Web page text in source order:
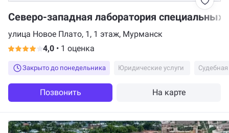
Северо-западная лаборатория специальных
улица Новое Плато, 1, 1 этаж, Мурманск
4,0 • 1 оценка
Закрыто до понедельника Юридические услуги
Позвонить На карте